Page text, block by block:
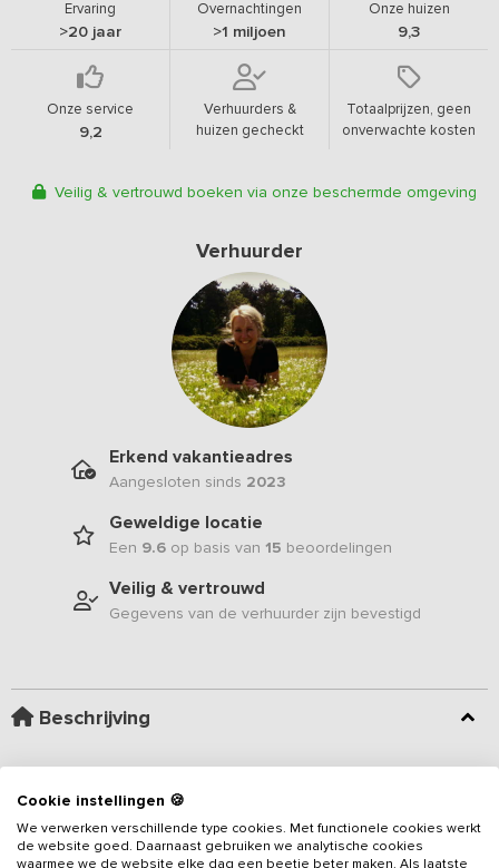
Ervaring
>20 jaar
Overnachtingen
>1 miljoen
Onze huizen
9,3
Onze service
9,2
Verhuurders &
huizen gecheckt
Totaalprijzen, geen
onverwachte kosten
Veilig & vertrouwd boeken via onze beschermde omgeving
Verhuurder
Erkend vakantieadres
Aangesloten sinds 2023
Geweldige locatie
Een 9.6 op basis van 15 beoordelingen
Veilig & vertrouwd
Gegevens van de verhuurder zijn bevestigd
Beschrijving
slaapkamers. Een heerlijke plaats om helemaal tot rust te komen
en de waan van de dag achter je te laten. Dit
vakantieadres
aan het eind van een doodlopende zandweg, pal aan het water
Cookie instellingen 🍪
We verwerken verschillende type cookies. Met functionele cookies werkt
de website goed. Daarnaast gebruiken we analytische cookies
waarmee we de website elke dag een beetje beter maken. Als laatste